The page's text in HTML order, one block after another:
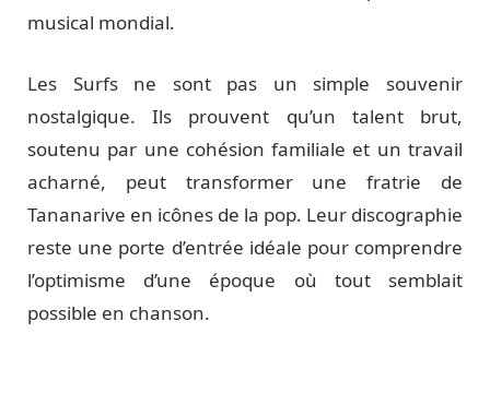
musical mondial.
Les Surfs ne sont pas un simple souvenir
nostalgique. Ils prouvent qu’un talent brut,
soutenu par une cohésion familiale et un travail
acharné, peut transformer une fratrie de
Tananarive en icônes de la pop. Leur discographie
reste une porte d’entrée idéale pour comprendre
l’optimisme d’une époque où tout semblait
possible en chanson.